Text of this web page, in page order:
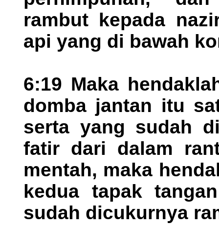
rambut kepada
api yang di bawah
6:19 Maka
domba jantan itu
serta yang sudah
fatir dari dalam
mentah, maka
kedua tapak
sudah dicukurnya